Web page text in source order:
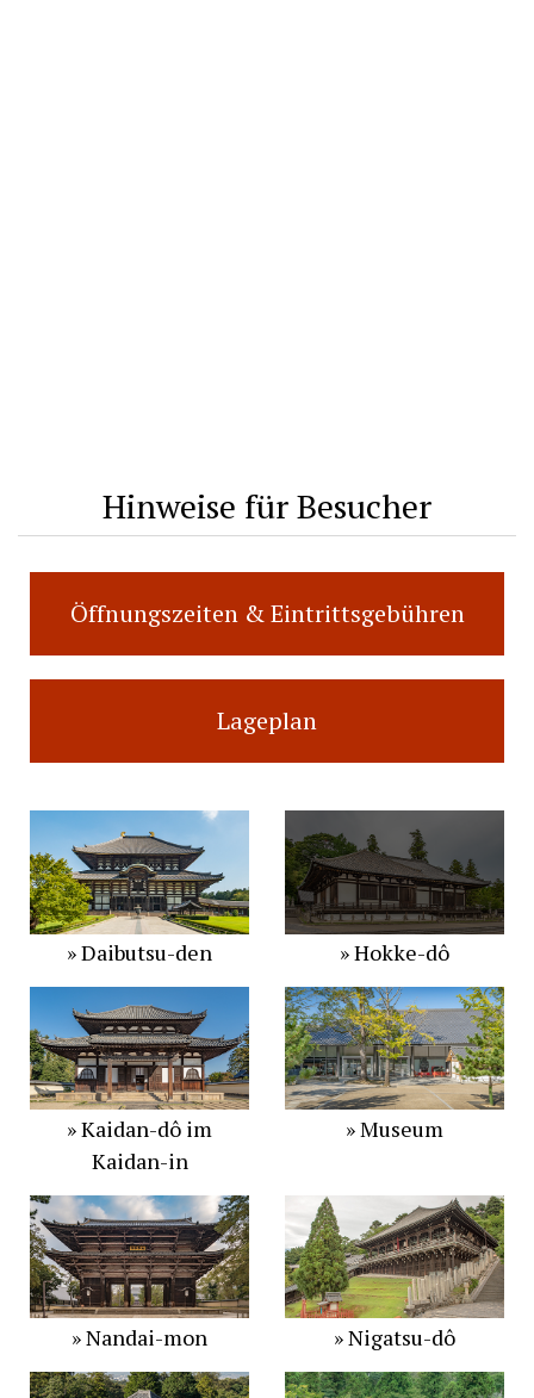
Hinweise für Besucher
Öffnungszeiten & Eintrittsgebühren
Lageplan
» Daibutsu-den » Hokke-dô
» Kaidan-dô im
Kaidan-in
» Museum
» Nandai-mon » Nigatsu-dô